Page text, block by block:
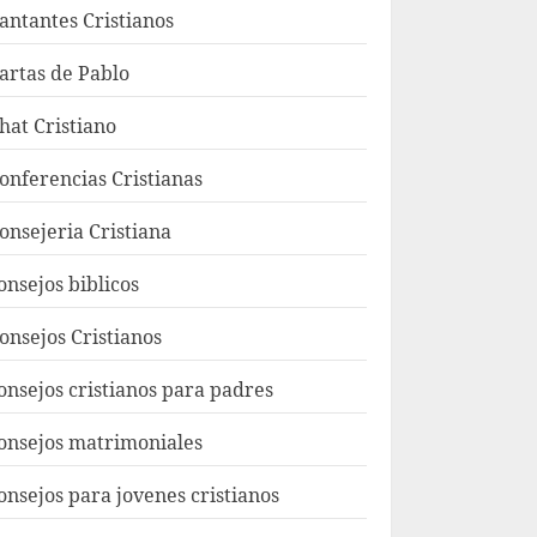
Cristianos
de Pablo
Cristiano
Cristianas
Cristiana
biblicos
Cristianos
cristianos para padres
matrimoniales
para jovenes cristianos